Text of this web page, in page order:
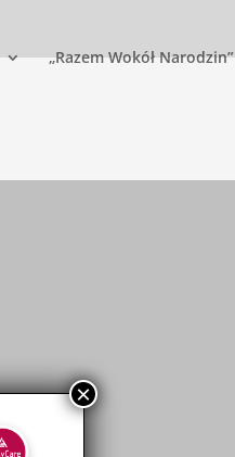
„Razem Wokół Narodzin”